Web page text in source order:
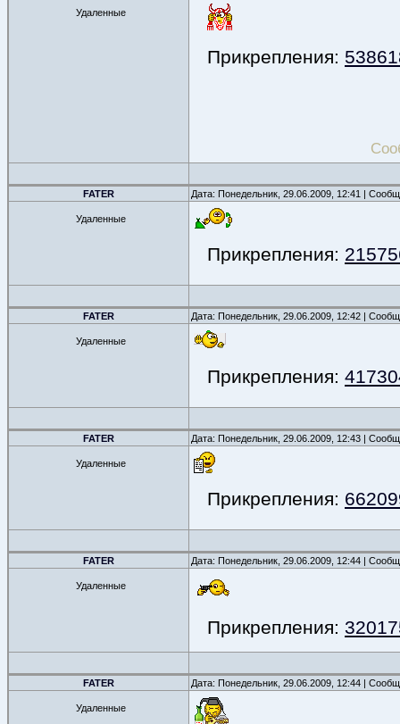
Удаленные
Прикрепления:
FATER Дата: Понедельник, 29.06.2009, 12:41 |
Удаленные
Прикрепления:
FATER Дата: Понедельник, 29.06.2009, 12:42 |
Удаленные
Прикрепления:
FATER Дата: Понедельник, 29.06.2009, 12:43 |
Удаленные
Прикрепления:
FATER Дата: Понедельник, 29.06.2009, 12:44 |
Удаленные
Прикрепления:
FATER Дата: Понедельник, 29.06.2009, 12:44 |
Удаленные